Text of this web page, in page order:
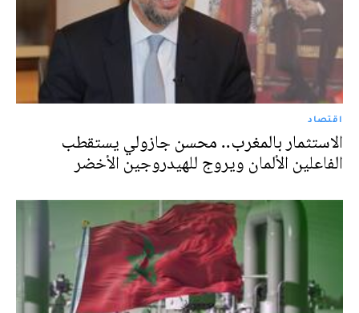
اقتصاد
الاستثمار بالمغرب.. محسن جازولي يستقطب
الفاعلين الألمان ويروج للهيدروجين الأخضر